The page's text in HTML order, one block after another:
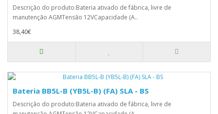
Descrição do produto:Bateria ativado de fábrica, livre de
manutenção AGMTensão 12VCapacidade (A..
38,40€
Bateria BB5L-B (YB5L-B) (FA) SLA - BS
Descrição do produto:Bateria ativado de fábrica, livre de